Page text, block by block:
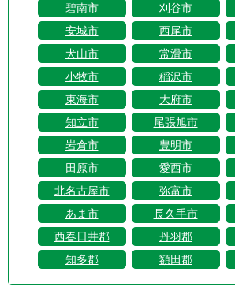
碧南市
刈谷市
安城市
西尾市
犬山市
常滑市
小牧市
稲沢市
東海市
大府市
知立市
尾張旭市
岩倉市
豊明市
田原市
愛西市
北名古屋市
弥富市
あま市
長久手市
西春日井郡
丹羽郡
知多郡
額田郡